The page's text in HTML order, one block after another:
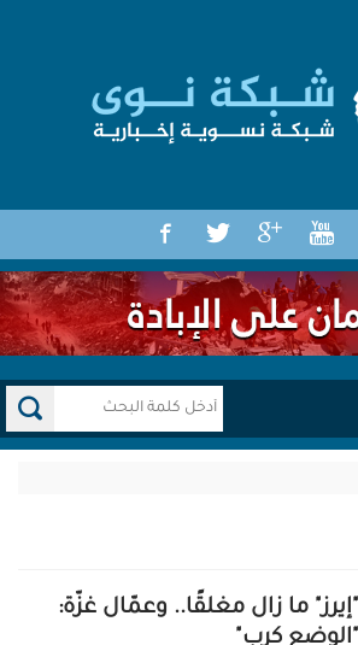
"إيرز" ما زال مغلقًا.. وعمّال غزّة:
"الوضع كرب"